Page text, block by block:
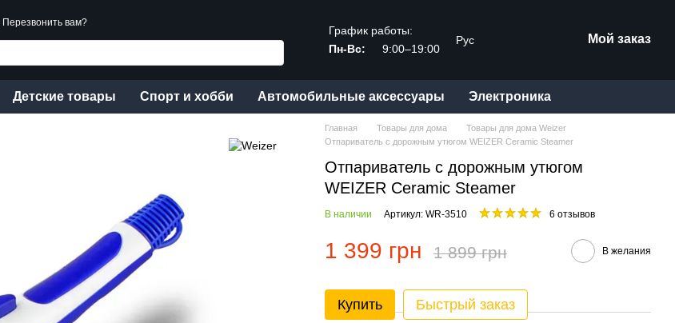
Перезвонить вам?
График работы:
Пн-Вс:
9:00–19:00
Рус Мой заказ
Детские товары Спорт и хобби Автомобильные аксессуары Электроника
Главная Товары для дома
Товары для дома Weizer
Отпариватель с дорожным утюгом WEIZER Ceramic Steamer
Отпариватель с дорожным утюгом
WEIZER Ceramic Steamer
В наличии Артикул: WR-3510 6 отзывов
1 399 грн 1 899 грн В желания
Купить Быстрый заказ